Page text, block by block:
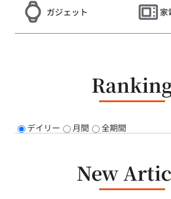
ガジェット 家
デイリー 月間 全期間
New